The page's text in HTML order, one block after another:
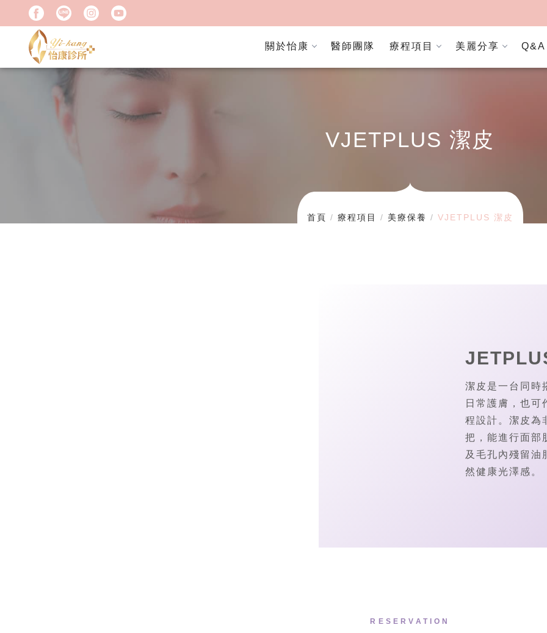
關於怡康 醫師團隊 療程項目 美麗分享 Q&A
VJETPLUS 潔皮
首頁 療程項目 美療保養 VJETPLUS 潔皮
潔皮是一台同時
日常護膚，也可
程設計。潔皮為
把，能進行面部
及毛孔內殘留油
然健康光澤感。
RESERVATION